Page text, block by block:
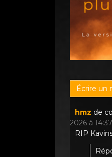
hmz de
2026 à 14:37
RIP